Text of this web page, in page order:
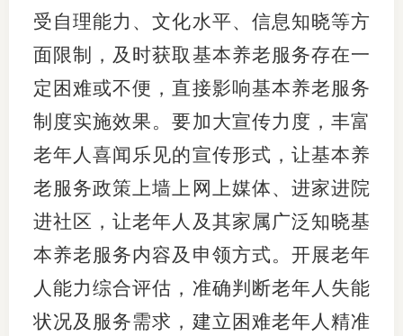
受自理能力、文化水平、信息知晓等方
面限制，及时获取基本养老服务存在一
定困难或不便，直接影响基本养老服务
制度实施效果。要加大宣传力度，丰富
老年人喜闻乐见的宣传形式，让基本养
老服务政策上墙上网上媒体、进家进院
进社区，让老年人及其家属广泛知晓基
本养老服务内容及申领方式。开展老年
人能力综合评估，准确判断老年人失能
状况及服务需求，建立困难老年人精准